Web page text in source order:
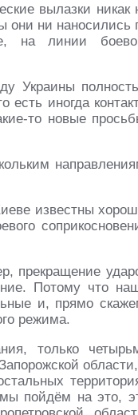
вылазки никак
они ни наносились
на линии
Украины
иногда
то новые
известны
прекращение
Потому что
и, прямо
режима.
только
пойдём на это,